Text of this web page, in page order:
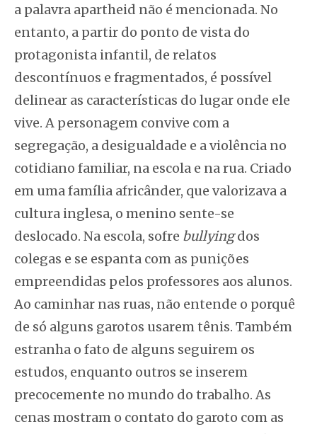
a palavra apartheid não é mencionada. No
entanto, a partir do ponto de vista do
protagonista infantil, de relatos
descontínuos e fragmentados, é possível
delinear as características do lugar onde ele
vive. A personagem convive com a
segregação, a desigualdade e a violência no
cotidiano familiar, na escola e na rua. Criado
em uma família africânder, que valorizava a
cultura inglesa, o menino sente-se
deslocado. Na escola, sofre bullyingdos
colegas e se espanta com as punições
empreendidas pelos professores aos alunos.
Ao caminhar nas ruas, não entende o porquê
de só alguns garotos usarem tênis. Também
estranha o fato de alguns seguirem os
estudos, enquanto outros se inserem
precocemente no mundo do trabalho. As
cenas mostram o contato do garoto com as